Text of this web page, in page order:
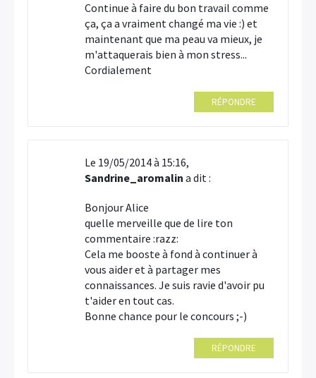
Continue à faire du bon travail comme
ça, ça a vraiment changé ma vie :) et
maintenant que ma peau va mieux, je
m'attaquerais bien à mon stress...
Cordialement
RÉPONDRE
Le 19/05/2014 à 15:16,
Sandrine_aromalin a dit :
Bonjour Alice
quelle merveille que de lire ton
commentaire :razz:
Cela me booste à fond à continuer à
vous aider et à partager mes
connaissances. Je suis ravie d'avoir pu
t'aider en tout cas.
Bonne chance pour le concours ;-)
RÉPONDRE